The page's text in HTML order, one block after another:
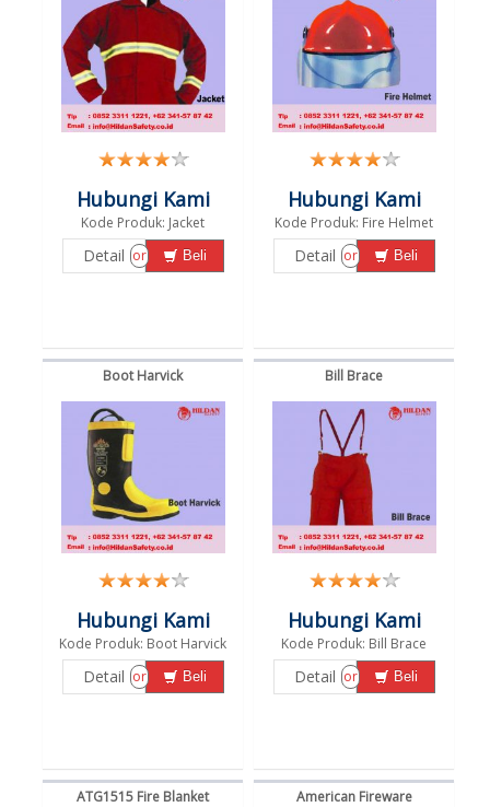
Hubungi Kami
Kode Produk: Jacket
Detail or Beli
Hubungi Kami
Kode Produk: Fire Helmet
Detail or Beli
Boot Harvick
Hubungi Kami
Kode Produk: Boot Harvick
Detail or Beli
Bill Brace
Hubungi Kami
Kode Produk: Bill Brace
Detail or Beli
ATG1515 Fire Blanket American Fireware